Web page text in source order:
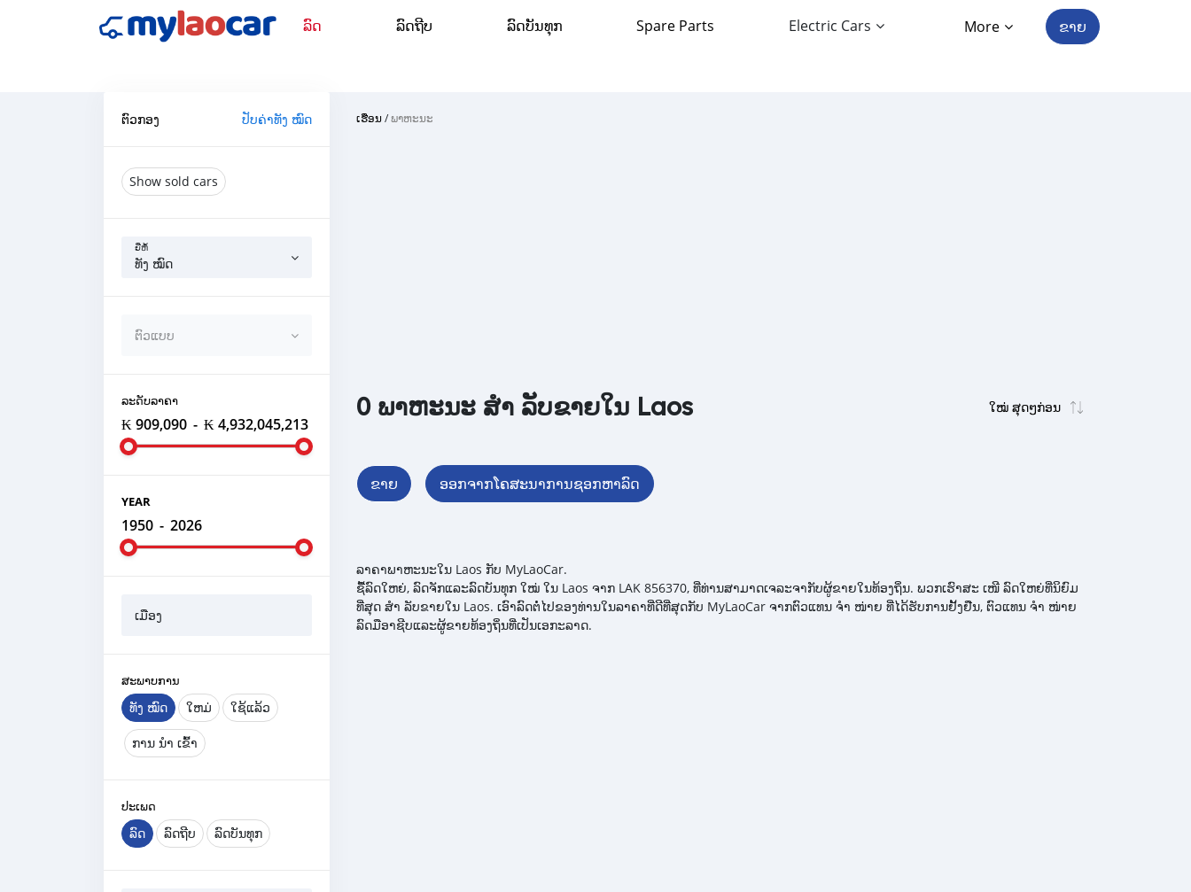
ລົດ ລົດຖີບ ລົດບັນທຸກ Spare Parts Electric Cars More ຂາຍ
ຕົວກອງ ປັບຄ່າທັງ ໝົດ
Show sold cars
ຍີ່ຫໍ້
ທັງ ໝົດ
ຕົວແບບ
ລະ​ດັບ​ລາ​ຄາ
₭ 909,090 - ₭ 4,932,045,213
YEAR
1950 - 2026
ເມືອງ
ສະພາບການ
ທັງ ໝົດ ໃຫມ່ ໃຊ້ແລ້ວ
ການ ນຳ ເຂົ້າ
ປະເພດ
ລົດ ລົດ​ຖີບ ລົດບັນທຸກ
ເຮືອນ/ພາຫະນະ
0 ພາຫະນະ ສຳ ລັບຂາຍໃນ Laos
ຂາຍ ອອກຈາກໂຄສະນາການຊອກຫາລົດ
ລາຄາພາຫະນະໃນ Laos ກັບ MyLaoCar.
ຊື້ລົດໃຫຍ່, ລົດຈັກແລະລົດບັນທຸກ ໃໝ່ ໃນ Laos ຈາກ LAK 856370, ທີ່ທ່ານສາມາດເຈລະຈາກັບຜູ້ຂາຍໃນທ້ອງຖິ່ນ. ພວກເຮົາສະ ເໜີ ລົດໃຫຍ່ທີ່ນິຍົມ
ທີ່ສຸດ ສຳ ລັບຂາຍໃນ Laos. ເອົາລົດຕໍ່ໄປຂອງທ່ານໃນລາຄາທີ່ດີທີ່ສຸດກັບ MyLaoCar ຈາກຕົວແທນ ຈຳ ໜ່າຍ ທີ່ໄດ້ຮັບການຢັ້ງຢືນ, ຕົວແທນ ຈຳ ໜ່າຍ
ລົດມືອາຊີບແລະຜູ້ຂາຍທ້ອງຖິ່ນທີ່ເປັນເອກະລາດ.